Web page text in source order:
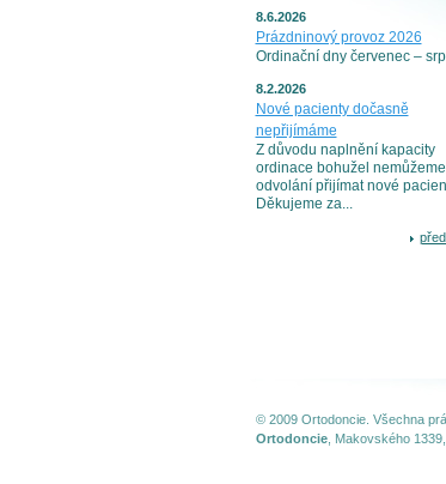
8.6.2026
Prázdninový provoz 2026
Ordinační dny červenec –
8.2.2026
Nové pacienty dočasně
nepřijímáme
Z důvodu naplnění kapacity
ordinace bohužel
odvolání přijímat nové
Děkujeme za...
© 2009 Ortodoncie. Všechna
Ortodoncie, Makovského